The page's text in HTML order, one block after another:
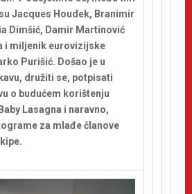
Jacques Houdek, Branimir
Dimšić, Damir Martinović
i miljenik eurovizijske
Purišić. Došao je u
družiti se, potpisati
o budućem korištenju
Lasagna i naravno,
za mlađe članove